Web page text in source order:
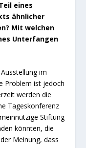
eines
ähnlicher
Mit welchen
Unterfangen
im
Problem ist jedoch
werden die
Tageskonferenz
Stiftung
könnten, die
Meinung, dass